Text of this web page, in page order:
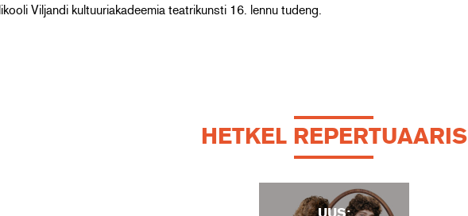
Viljandi kultuuriakadeemia teatrikunsti 16. lennu tudeng.
HETKEL REPERTUAARIS
UUS: